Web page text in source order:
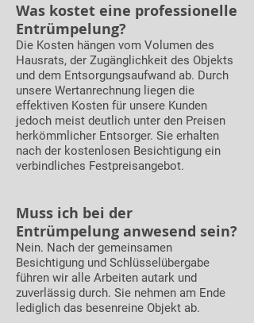
Was kostet eine professionelle
Entrümpelung?
Die Kosten hängen vom Volumen des
Hausrats, der Zugänglichkeit des Objekts
und dem Entsorgungsaufwand ab. Durch
unsere Wertanrechnung liegen die
effektiven Kosten für unsere Kunden
jedoch meist deutlich unter den Preisen
herkömmlicher Entsorger. Sie erhalten
nach der kostenlosen Besichtigung ein
verbindliches Festpreisangebot.
Muss ich bei der
Entrümpelung anwesend sein?
Nein. Nach der gemeinsamen
Besichtigung und Schlüsselübergabe
führen wir alle Arbeiten autark und
zuverlässig durch. Sie nehmen am Ende
lediglich das besenreine Objekt ab.